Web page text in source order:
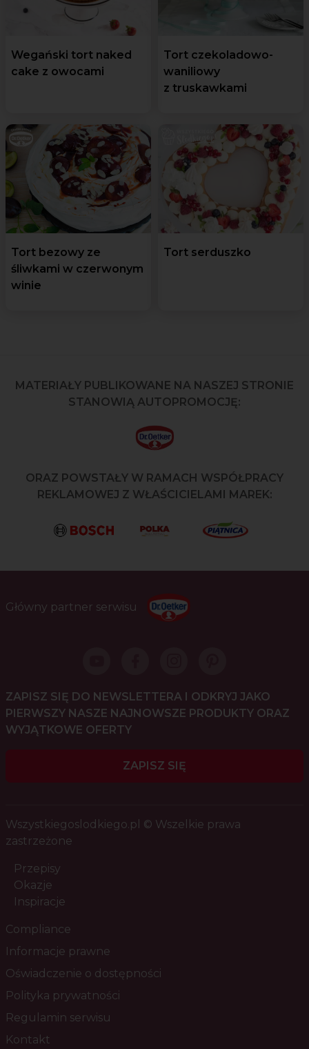
Wegański tort naked
cake z owocami
Tort czekoladowo-
waniliowy
z truskawkami
Tort bezowy ze
śliwkami w czerwonym
winie
Tort serduszko
MATERIAŁY PUBLIKOWANE NA NASZEJ STRONIE
STANOWIĄ AUTOPROMOCJĘ:
ORAZ POWSTAŁY W RAMACH WSPÓŁPRACY
REKLAMOWEJ Z WŁAŚCICIELAMI MAREK:
Główny partner serwisu
ZAPISZ SIĘ DO NEWSLETTERA I ODKRYJ JAKO
PIERWSZY NASZE NAJNOWSZE PRODUKTY ORAZ
WYJĄTKOWE OFERTY
ZAPISZ SIĘ
Wszystkiegoslodkiego.pl © Wszelkie prawa
zastrzeżone
Przepisy
Okazje
Inspiracje
Compliance
Informacje prawne
Oświadczenie o dostępności
Polityka prywatności
Regulamin serwisu
Kontakt